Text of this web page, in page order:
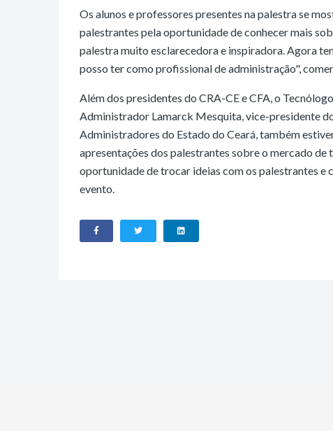
Os alunos e professores presentes na palestra se
palestrantes pela oportunidade de conhecer mais
palestra muito esclarecedora e inspiradora. Agora
posso ter como profissional de administração",
Além dos presidentes do CRA-CE e CFA, o
Administrador Lamarck Mesquita, vice-presidente
Administradores do Estado do Ceará, também
apresentações dos palestrantes sobre o mercado
oportunidade de trocar ideias com os palestrantes
evento.